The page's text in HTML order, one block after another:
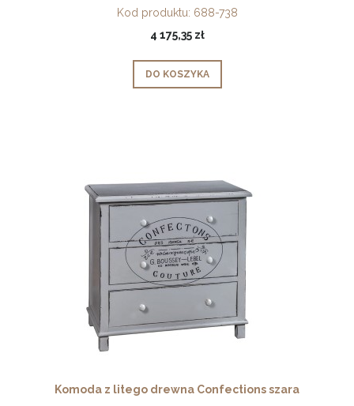
Kod produktu: 688-738
4 175,35 zł
DO KOSZYKA
Komoda z litego drewna Confections szara